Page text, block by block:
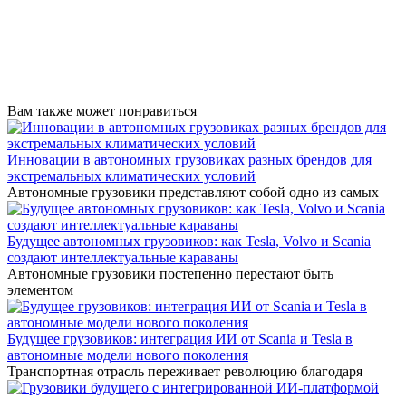
Вам также может понравиться
Инновации в автономных грузовиках разных брендов для
экстремальных климатических условий
Автономные грузовики представляют собой одно из самых
Будущее автономных грузовиков: как Tesla, Volvo и Scania
создают интеллектуальные караваны
Автономные грузовики постепенно перестают быть
элементом
Будущее грузовиков: интеграция ИИ от Scania и Tesla в
автономные модели нового поколения
Транспортная отрасль переживает революцию благодаря